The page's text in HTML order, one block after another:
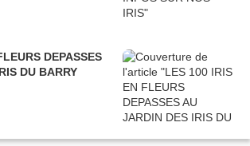
DEPASSES
DU BARRY